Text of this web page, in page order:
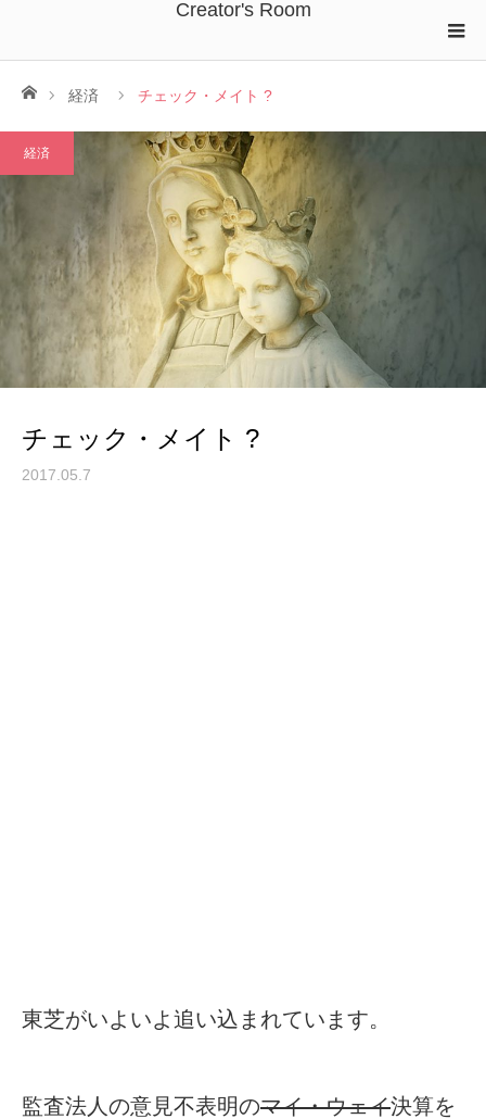
Creator's Room
ホーム経済 チェック・メイト ?
経済
チェック・メイト ?
2017.05.7
東芝がいよいよ追い込まれています。
監査法人の意見不表明のマイ・ウェイ決算を